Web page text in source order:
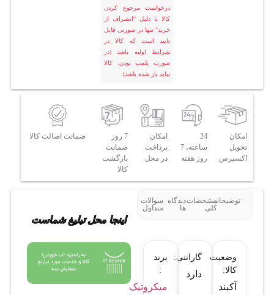
درخواست مرجوع کردن
کالا با دلیل "انصراف از
خرید" تنها در صورتی قابل
تایید است که کالا در
شرایط اولیه باشد (در
صورت پلمپ بودن، کالا
نباید باز شده باشد).
امکان
تحویل
اکسپرس
24
ساعته، 7
روز هفته
امکان
پرداخت
در محل
7 روز
ضمانت
بازگشت
کالا
ضمانت اصالت کالا
توضیحاتمشخصات
کلی
دیدگاه
ها
سوالات
متداول
وضعیت
کالا:
آکبند
گارانتی:
دارد
برند
:
میکروتیک
اینجا محل تبلیغ شماست